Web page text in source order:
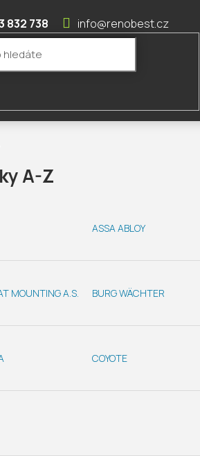
832 738 info@renobest.cz
A-Z
ASSA ABLOY
MOUNTING A.S. BURG WÄCHTER
COYOTE